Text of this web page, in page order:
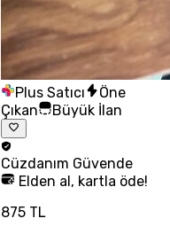
Plus Satıcı
Öne
Çıkan
Büyük İlan
Cüzdanım Güvende
Elden al, kartla öde!
875 TL